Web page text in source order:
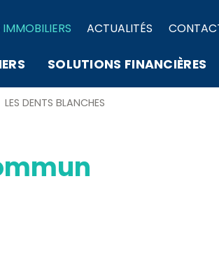
ACTUALITÉS
SOLUTIONS FINANCIÈRES
LES DENTS BLANCHES